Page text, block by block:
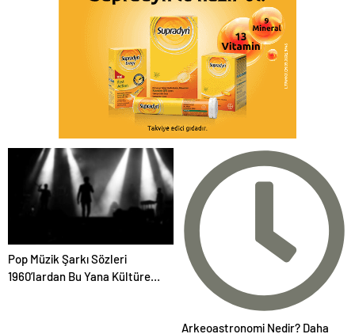
Pop Müzik Şarkı Sözleri
1960’lardan Bu Yana Kültürel
Arkeoastronomi Nedir? Daha